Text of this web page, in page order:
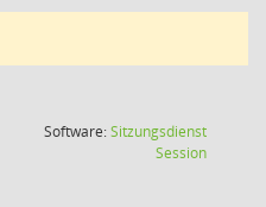
Software:Sitzungsdienst
Session(Wird in